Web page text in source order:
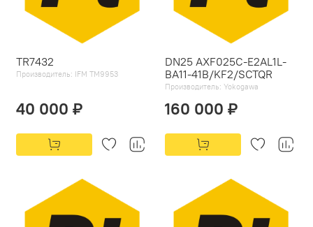
TR7432
Производитель: IFM TM9953
40 000 ₽
DN25 AXF025C-E2AL1L-
BA11-41B/KF2/SCTQR
Производитель: Yokogawa
160 000 ₽